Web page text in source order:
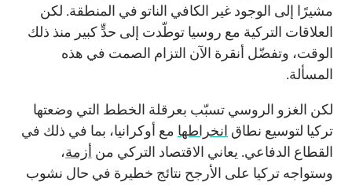
مشيرًا إلى الوجود غير الكافي الناتو في المنطقة. لكن
العلاقات التركية مع روسيا توطّدت إلى حدٍّ كبير منذ ذلك
الوقت، وتفضّل أنقرة الآن التزام الصمت في هذه
المسألة.
لكن الغزو الروسي تسبّب بعرقلة الخطط التي وضعتها
تركيا لتوسيع نطاق انخراطها مع أوكرانيا، بما في ذلك في
القطاع الدفاعي. يعاني الاقتصاد التركي من أزمة،
وستواجه تركيا على الأرجح نتائج خطيرة في حال نشوب